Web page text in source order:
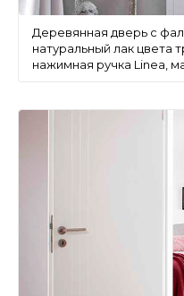
Деревянная дверь с
натуральный лак цвета
нажимная ручка Linea,